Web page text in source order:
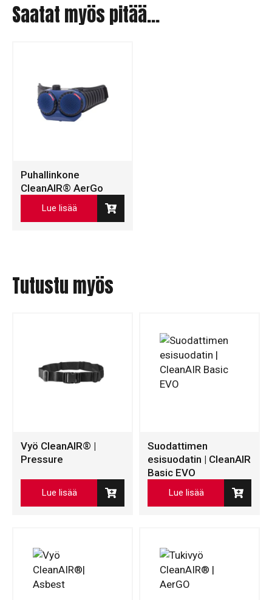
Saatat myös pitää...
Puhallinkone
CleanAIR® AerGo
Lue lisää
Tutustu myös
Vyö CleanAIR® |
Pressure
Lue lisää
Suodattimen
esisuodatin | CleanAIR
Basic EVO
Lue lisää